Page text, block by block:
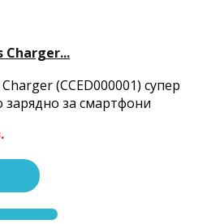
Charger...
(CCED000001) супер
за смартфони